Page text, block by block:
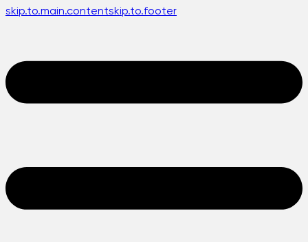
skip.to.main.contentskip.to.footer